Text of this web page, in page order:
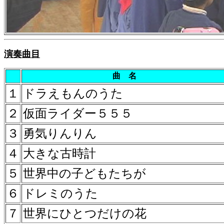
演奏曲目
曲 名
１
ドラえもんのうた
２ 仮面ライダー５５５
３
勇気りんりん
４ 大きな古時計
５ 世界中の子どもたちが
６
ドレミのうた
７ 世界にひとつだけの花